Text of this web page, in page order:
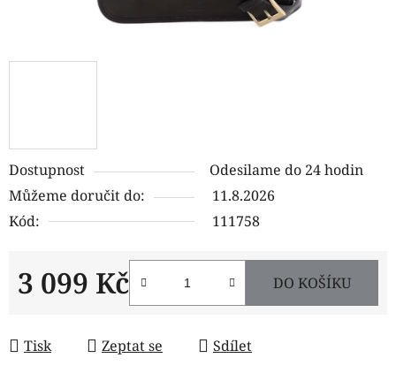
Dostupnost
Odesilame do 24 hodin
Můžeme doručit do:
11.8.2026
Kód:
111758
3 099 Kč DO KOŠÍKU
Tisk Zeptat se Sdílet